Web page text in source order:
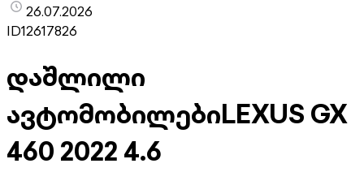
26.07.2026
ID12617826
დაშლილი
ავტომობილებიLEXUS GX
460 2022 4.6